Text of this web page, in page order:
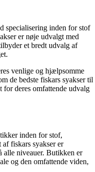
specialisering inden for stof
er nøje udvalgt med
et bredt udvalg af
venlige og hjælpsomme
de bedste fiskars syakser til
deres omfattende udvalg
inden for stof,
fiskars syakser er
alle niveauer. Butikken er
og den omfattende viden,